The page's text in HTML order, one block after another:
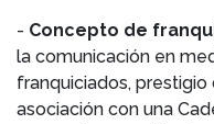
- Concepto de
la comunicación en
franquiciados,
asociación con una